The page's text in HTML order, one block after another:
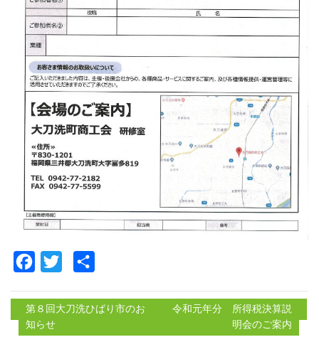
FacebookTwitter
投
第８回大刀洗ひばり市のお
知らせ
令和元年分 所得税決算説
明会のご案内